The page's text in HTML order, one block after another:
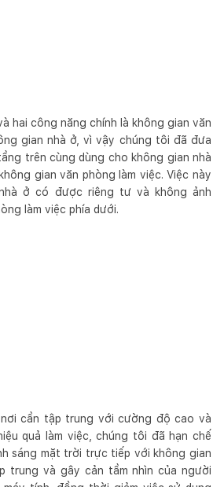
hai công năng chính là không gian văn
gian nhà ở, vì vậy chúng tôi đã đưa
trên cùng dùng cho không gian nhà
gian văn phòng làm việc. Việc này
ở có được riêng tư và không ảnh
làm việc phía dưới.
cần tập trung với cường độ cao và
quả làm việc, chúng tôi đã hạn chế
sáng mặt trời trực tiếp với không gian
trung và gây cản tầm nhìn của người